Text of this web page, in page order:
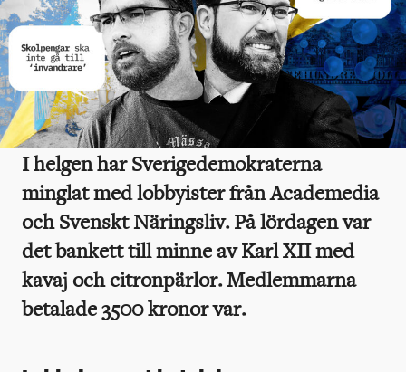
I helgen har Sverigedemokraterna
minglat med lobbyister från Academedia
och Svenskt Näringsliv. På lördagen var
det bankett till minne av Karl XII med
kavaj och citronpärlor. Medlemmarna
betalade 3500 kronor var.